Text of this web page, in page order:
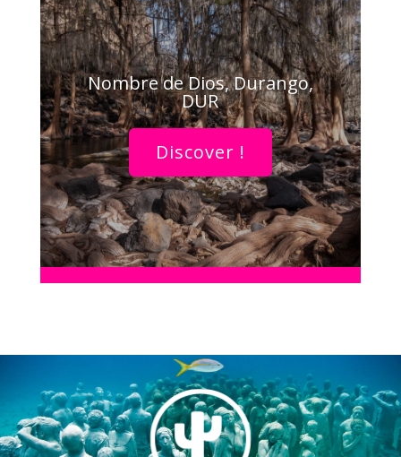
Nombre de Dios, Durango,
DUR
Discover !